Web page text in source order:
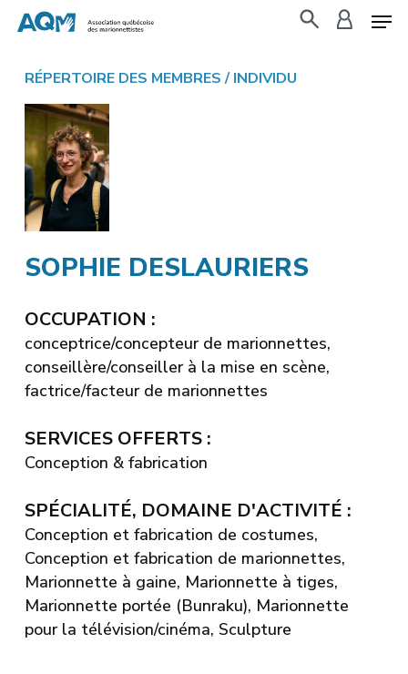
Skip
content
RÉPERTOIRE DES MEMBRES/ INDIVIDU
SOPHIE DESLAURIERS
OCCUPATION :
conceptrice/concepteur de marionnettes,
conseillère/conseiller à la mise en scène,
factrice/facteur de marionnettes
SERVICES OFFERTS :
Conception & fabrication
SPÉCIALITÉ, DOMAINE D'ACTIVITÉ :
Conception et fabrication de costumes,
Conception et fabrication de marionnettes,
Marionnette à gaine, Marionnette à tiges,
Marionnette portée (Bunraku), Marionnette
pour la télévision/cinéma, Sculpture